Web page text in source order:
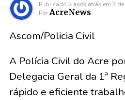
Publicado 5 anos atrás em 3
Por AcreNews
Ascom/Policia Civil
A Polícia Civil do Acre
Delegacia Geral da 1ª
rápido e eficiente